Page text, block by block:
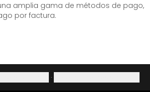
amplia gama de métodos de pago,
por factura.
·